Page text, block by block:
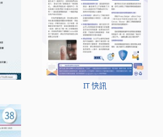
IT 快訊